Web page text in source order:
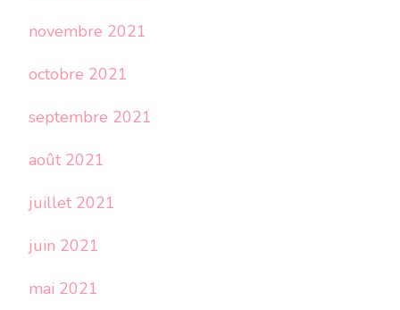
novembre 2021
octobre 2021
septembre 2021
août 2021
juillet 2021
juin 2021
mai 2021